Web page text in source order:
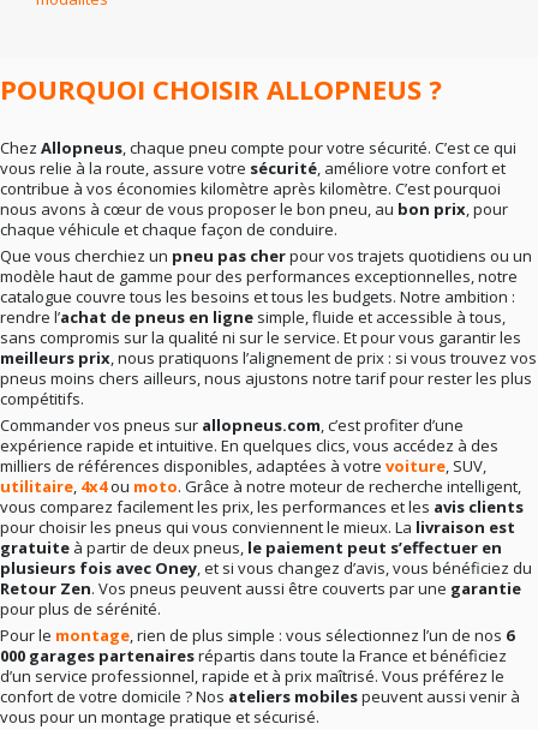
En résumé
POURQUOI CHOISIR ALLOPNEUS ?
Chez Allopneus, chaque pneu compte pour votre sécurité. C’est ce qui
vous relie à la route, assure votre sécurité, améliore votre confort et
contribue à vos économies kilomètre après kilomètre. C’est pourquoi
nous avons à cœur de vous proposer le bon pneu, au bon prix, pour
chaque véhicule et chaque façon de conduire.
Que vous cherchiez un pneu pas cherpour vos trajets quotidiens ou un
modèle haut de gamme pour des performances exceptionnelles, notre
catalogue couvre tous les besoins et tous les budgets. Notre ambition :
rendre l’achat de pneus en ligne simple, fluide et accessible à tous,
sans compromis sur la qualité ni sur le service. Et pour vous garantir les
meilleurs prix, nous pratiquons l’alignement de prix : si vous trouvez vos
pneus moins chers ailleurs, nous ajustons notre tarif pour rester les plus
compétitifs.
Commander vos pneus sur allopneus.com, c’est profiter d’une
expérience rapide et intuitive. En quelques clics, vous accédez à des
milliers de références disponibles, adaptées à votre voiture, SUV,
utilitaire, 4x4ou moto. Grâce à notre moteur de recherche intelligent,
vous comparez facilement les prix, les performances et les avis clients
pour choisir les pneus qui vous conviennent le mieux. La livraison est
gratuite à partir de deux pneus, le paiement peut s’effectuer en
plusieurs fois avec Oney, et si vous changez d’avis, vous bénéficiez du
Retour Zen. Vos pneus peuvent aussi être couverts par une garantie
pour plus de sérénité.
Pour le montage, rien de plus simple : vous sélectionnez l’un de nos 6
000 garages partenairesrépartis dans toute la France et bénéficiez
d’un service professionnel, rapide et à prix maîtrisé. Vous préférez le
confort de votre domicile ? Nos ateliers mobilespeuvent aussi venir à
vous pour un montage pratique et sécurisé.